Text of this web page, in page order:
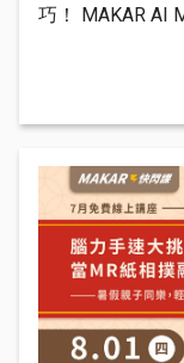
巧！ MAKAR AI